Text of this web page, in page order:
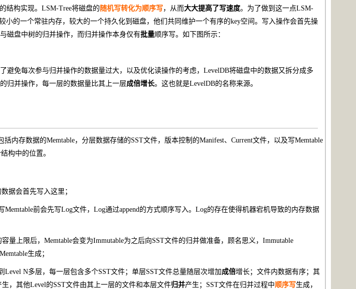
结构实现。LSM-Tree将磁盘的 随机写转化为顺序写，从而大大提高了写速度。为了做到这一点LSM-
小的一个常驻内存，较大的一个持久化到磁盘，他们共同维护一个有序的key空间。写入操作会首先操
磁盘中树的归并操作，而归并操作本身仅有批量顺序写。如下图所示：
避免每次参与归并操作的数据量过大，以及优化读操作的考虑，LevelDB将磁盘中的数据又拆分成多
归并操作，每一层的数据量比其上一层成倍增长。这也就是LevelDB的名称来源。
内存数据的Memtable，分层数据存储的SST文件，版本控制的Manifest、Current文件，以及写Memtable
构中的位置。
据会首先写入这里；
Memtable前会先写Log文件，Log通过append的方式顺序写入。Log的存在使得机器宕机导致的内存数据
容量上限后，Memtable会变为Immutable为之后向SST文件的归并做准备，顾名思义，Immutable
生成；
Level N多层，每一层包含多个SST文件；单层SST文件总量随层次增加 成倍增长；文件内数据有序；其
生，其他Level的SST文件由其上一层的文件和本层文件归并产生；SST文件在归并过程中顺序写生成，